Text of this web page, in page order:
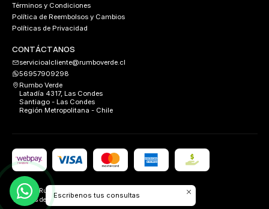
Términos y Condiciones
Política de Reembolsos y Cambios
Políticas de Privacidad
CONTÁCTANOS
servicioalcliente@rumboverde.cl
56957909298
Rumbo Verde
Latadía 4317, Las Condes
Santiago - Las Condes
Región Metropolitana - Chile
2026 Rumbo Verde.
Todos los derechos reservados.Desarrollado por
Escribenos tus consultas